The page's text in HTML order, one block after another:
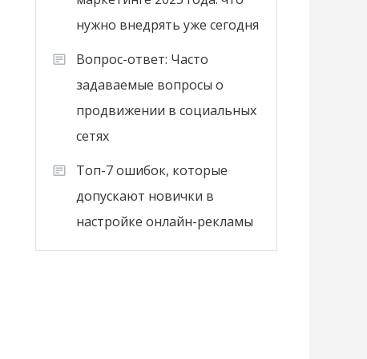
нужно внедрять уже сегодня
Вопрос-ответ: Часто
задаваемые вопросы о
продвижении в социальных
сетях
Топ-7 ошибок, которые
допускают новички в
настройке онлайн-рекламы